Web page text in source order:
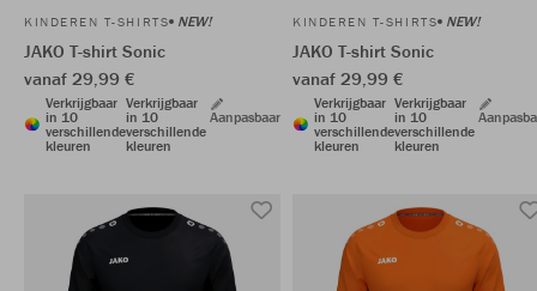
KINDEREN T-SHIRTS NEW!
JAKO T-shirt Sonic
vanaf 29,99 €
Verkrijgbaar
in 10
verschillende
kleuren
Verkrijgbaar
in 10
verschillende
kleuren
Aanpasbaar
KINDEREN T-SHIRTS NEW!
JAKO T-shirt Sonic
vanaf 29,99 €
Verkrijgbaar
in 10
verschillende
kleuren
Verkrijgbaar
in 10
verschillende
kleuren